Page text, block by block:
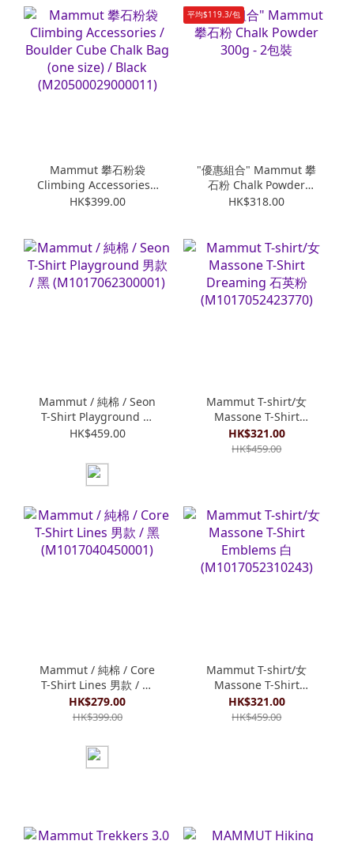
Mammut 攀石粉袋
Climbing Accessories /
Boulder Cube Chalk
HK$399.00
平均$119.3/包
"優惠組合" Mammut 攀
石粉 Chalk Powder
300g - 2包裝
HK$318.00
Mammut / 純棉 / Seon
T-Shirt Playground 男
款 / 黑
HK$459.00
Mammut T-shirt/女
Massone T-Shirt
Dreaming 石英粉
(M1017052423770)
HK$321.00
HK$459.00
Mammut / 純棉 / Core
T-Shirt Lines 男款 / 黑
(M1017040450001)
HK$279.00
HK$399.00
Mammut T-shirt/女
Massone T-Shirt
Emblems 白
(M1017052310243)
HK$321.00
HK$459.00